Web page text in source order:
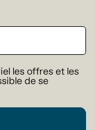
les offres et les
de se